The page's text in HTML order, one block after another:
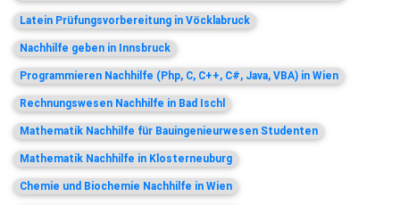
Latein Prüfungsvorbereitung in Vöcklabruck
Nachhilfe geben in Innsbruck
Programmieren Nachhilfe (Php, C, C++, C#, Java, VBA) in Wien
Rechnungswesen Nachhilfe in Bad Ischl
Mathematik Nachhilfe für Bauingenieurwesen Studenten
Mathematik Nachhilfe in Klosterneuburg
Chemie und Biochemie Nachhilfe in Wien